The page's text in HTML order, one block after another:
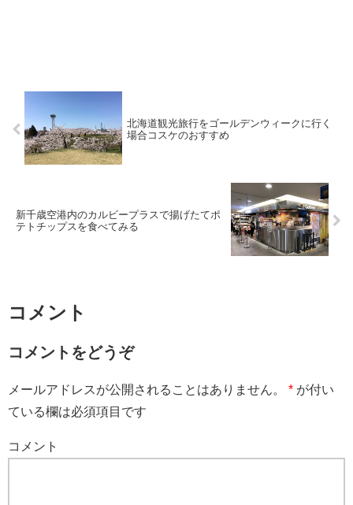
北海道観光旅行をゴールデンウィークに行く
場合コスケのおすすめ
新千歳空港内のカルビープラスで揚げたてポ
テトチップスを食べてみる
コメント
コメントをどうぞ
メールアドレスが公開されることはありません。 * が付い
ている欄は必須項目です
コメント